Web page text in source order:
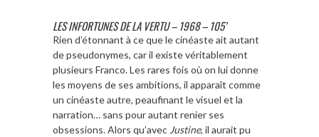
LES INFORTUNES DE LA VERTU – 1968 – 105’
Rien d’étonnant à ce que le cinéaste ait autant
de pseudonymes, car il existe véritablement
plusieurs Franco. Les rares fois où on lui donne
les moyens de ses ambitions, il apparaît comme
un cinéaste autre, peaufinant le visuel et la
narration… sans pour autant renier ses
obsessions. Alors qu’avec Justine, il aurait pu